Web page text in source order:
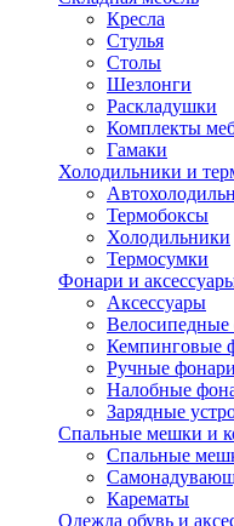
Кресла
Стулья
Столы
Шезлонги
Раскладушки
Комплекты
Гамаки
Холодильники и
Термобоксы
Холодильники
Термосумки
Фонари и
Аксессуары
Велосипедные
Кемпинговые
Ручные фонари
Налобные
Зарядные
Спальные мешки и
Спальные
Карематы
Одежда обувь и